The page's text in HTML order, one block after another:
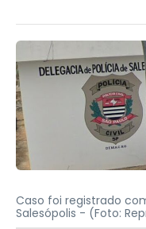
Caso foi registrado
Salesópolis - (Foto: